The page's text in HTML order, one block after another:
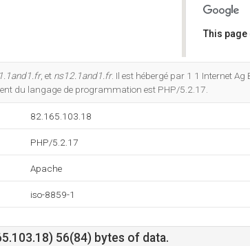
This
, et ns12.1and1.fr. Il est hébergé par 1 1 Internet
du langage de programmation est PHP/5.2.17.
82.165.103.18
PHP/5.2.17
Apache
iso-8859-1
56(84) bytes of data.